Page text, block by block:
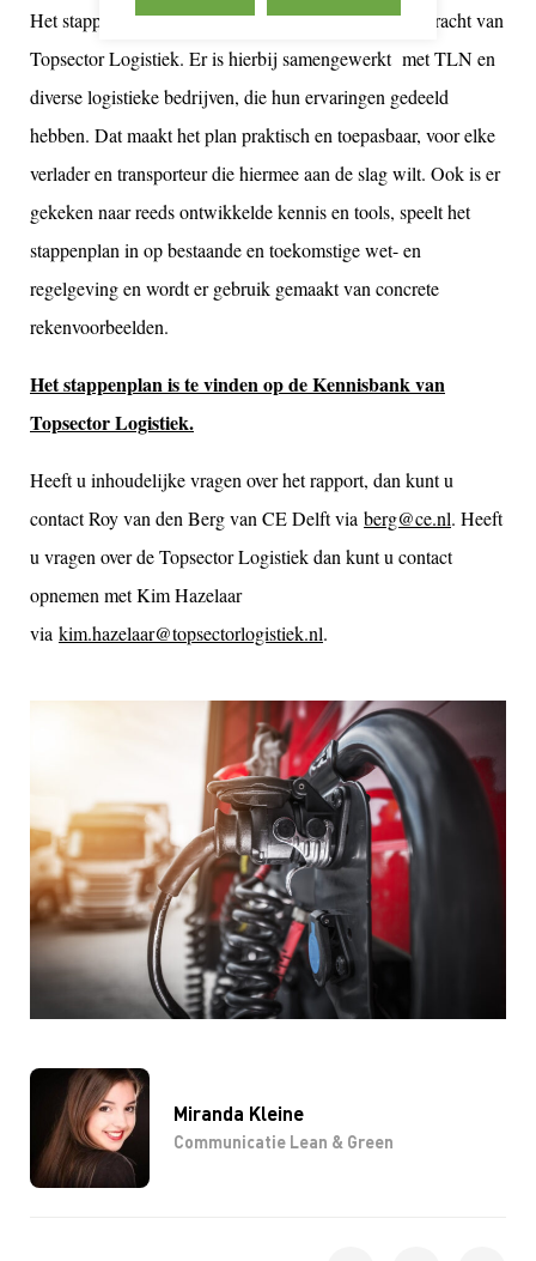
Miranda Kleine
Communicatie Lean & Green
Het stappenplan is door CE Delft ontwikkeld, in opdracht van
Topsector Logistiek. Er is hierbij samengewerkt met TLN en
diverse logistieke bedrijven, die hun ervaringen gedeeld
hebben. Dat maakt het plan praktisch en toepasbaar, voor elke
verlader en transporteur die hiermee aan de slag wilt. Ook is er
gekeken naar reeds ontwikkelde kennis en tools, speelt het
stappenplan in op bestaande en toekomstige wet- en
regelgeving en wordt er gebruik gemaakt van concrete
rekenvoorbeelden.
Het stappenplan is te vinden op de Kennisbank van
Topsector Logistiek.
Heeft u inhoudelijke vragen over het rapport, dan kunt u
contact Roy van den Berg van CE Delft via berg@ce.nl. Heeft
u vragen over de Topsector Logistiek dan kunt u contact
opnemen met Kim Hazelaar
via kim.hazelaar@topsectorlogistiek.nl.